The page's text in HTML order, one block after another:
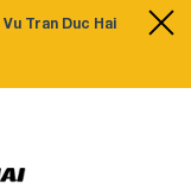
Vu Tran Duc Hai